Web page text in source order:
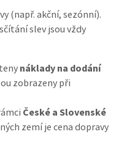
(např. akční, sezónní).
slev jsou vždy
náklady na dodání
zobrazeny při
České a Slovenské
zemí je cena dopravy